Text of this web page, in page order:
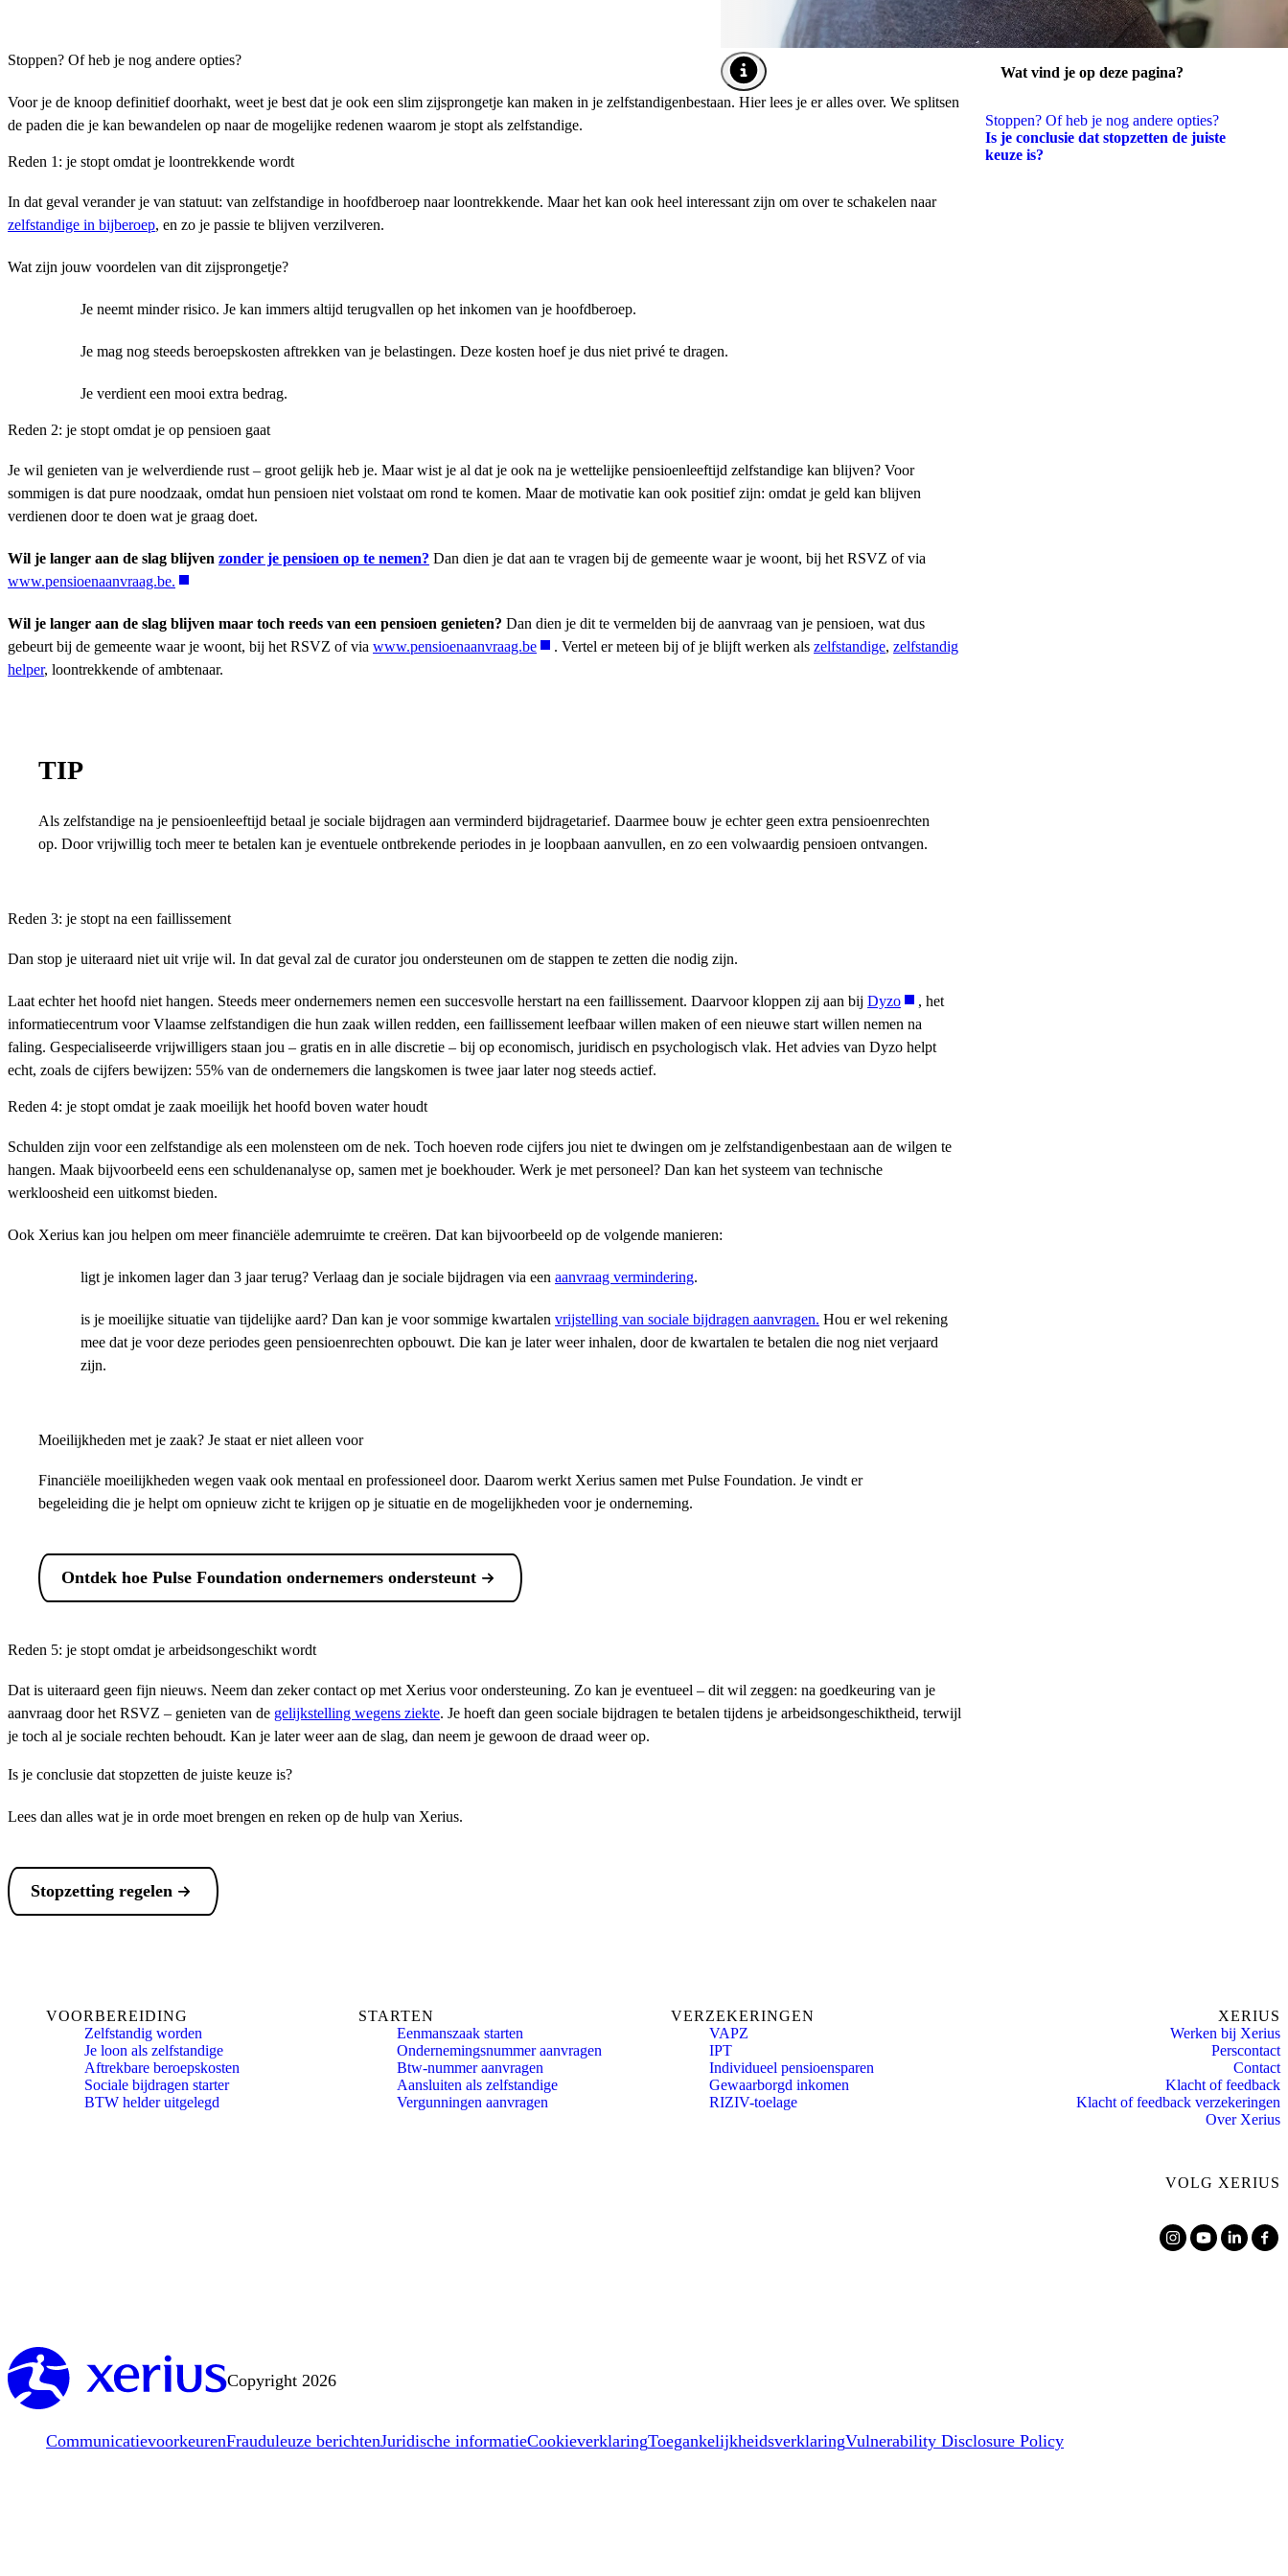
Afbeelding tooltip openen
Stoppen? Of heb je nog andere opties?
Voor je de knoop definitief doorhakt, weet je best dat je ook een slim zijsprongetje kan maken in je zelfstandigenbestaan. Hier lees je er alles over. We splitsen
de paden die je kan bewandelen op naar de mogelijke redenen waarom je stopt als zelfstandige.
Reden 1: je stopt omdat je loontrekkende wordt
In dat geval verander je van statuut: van zelfstandige in hoofdberoep naar loontrekkende. Maar het kan ook heel interessant zijn om over te schakelen naar
zelfstandige in bijberoep, en zo je passie te blijven verzilveren.
Wat zijn jouw voordelen van dit zijsprongetje?
Je neemt minder risico. Je kan immers altijd terugvallen op het inkomen van je hoofdberoep.
Je mag nog steeds beroepskosten aftrekken van je belastingen. Deze kosten hoef je dus niet privé te dragen.
Je verdient een mooi extra bedrag.
Reden 2: je stopt omdat je op pensioen gaat
Je wil genieten van je welverdiende rust – groot gelijk heb je. Maar wist je al dat je ook na je wettelijke pensioenleeftijd zelfstandige kan blijven? Voor
sommigen is dat pure noodzaak, omdat hun pensioen niet volstaat om rond te komen. Maar de motivatie kan ook positief zijn: omdat je geld kan blijven
verdienen door te doen wat je graag doet.
Wil je langer aan de slag blijven zonder je pensioen op te nemen? Dan dien je dat aan te vragen bij de gemeente waar je woont, bij het RSVZ of via
www.pensioenaanvraag.be.
Wil je langer aan de slag blijven maar toch reeds van een pensioen genieten? Dan dien je dit te vermelden bij de aanvraag van je pensioen, wat dus
gebeurt bij de gemeente waar je woont, bij het RSVZ of via www.pensioenaanvraag.be . Vertel er meteen bij of je blijft werken als zelfstandige, zelfstandig
helper, loontrekkende of ambtenaar.
TIP
Als zelfstandige na je pensioenleeftijd betaal je sociale bijdragen aan verminderd bijdragetarief. Daarmee bouw je echter geen extra pensioenrechten
op. Door vrijwillig toch meer te betalen kan je eventuele ontbrekende periodes in je loopbaan aanvullen, en zo een volwaardig pensioen ontvangen.
Reden 3: je stopt na een faillissement
Dan stop je uiteraard niet uit vrije wil. In dat geval zal de curator jou ondersteunen om de stappen te zetten die nodig zijn.
Laat echter het hoofd niet hangen. Steeds meer ondernemers nemen een succesvolle herstart na een faillissement. Daarvoor kloppen zij aan bij Dyzo
, het
informatiecentrum voor Vlaamse zelfstandigen die hun zaak willen redden, een faillissement leefbaar willen maken of een nieuwe start willen nemen na
faling. Gespecialiseerde vrijwilligers staan jou – gratis en in alle discretie – bij op economisch, juridisch en psychologisch vlak. Het advies van Dyzo helpt
echt, zoals de cijfers bewijzen: 55% van de ondernemers die langskomen is twee jaar later nog steeds actief.
Reden 4: je stopt omdat je zaak moeilijk het hoofd boven water houdt
Schulden zijn voor een zelfstandige als een molensteen om de nek. Toch hoeven rode cijfers jou niet te dwingen om je zelfstandigenbestaan aan de wilgen te
hangen. Maak bijvoorbeeld eens een schuldenanalyse op, samen met je boekhouder. Werk je met personeel? Dan kan het systeem van technische
werkloosheid een uitkomst bieden.
Ook Xerius kan jou helpen om meer financiële ademruimte te creëren. Dat kan bijvoorbeeld op de volgende manieren:
ligt je inkomen lager dan 3 jaar terug? Verlaag dan je sociale bijdragen via een aanvraag vermindering.
is je moeilijke situatie van tijdelijke aard? Dan kan je voor sommige kwartalen vrijstelling van sociale bijdragen aanvragen. Hou er wel rekening
mee dat je voor deze periodes geen pensioenrechten opbouwt. Die kan je later weer inhalen, door de kwartalen te betalen die nog niet verjaard
zijn.
Moeilijkheden met je zaak? Je staat er niet alleen voor
Financiële moeilijkheden wegen vaak ook mentaal en professioneel door. Daarom werkt Xerius samen met Pulse Foundation. Je vindt er
begeleiding die je helpt om opnieuw zicht te krijgen op je situatie en de mogelijkheden voor je onderneming.
Ontdek hoe Pulse Foundation ondernemers ondersteunt
Reden 5: je stopt omdat je arbeidsongeschikt wordt
Dat is uiteraard geen fijn nieuws. Neem dan zeker contact op met Xerius voor ondersteuning. Zo kan je eventueel – dit wil zeggen: na goedkeuring van je
aanvraag door het RSVZ – genieten van de gelijkstelling wegens ziekte. Je hoeft dan geen sociale bijdragen te betalen tijdens je arbeidsongeschiktheid, terwijl
je toch al je sociale rechten behoudt. Kan je later weer aan de slag, dan neem je gewoon de draad weer op.
Is je conclusie dat stopzetten de juiste keuze is?
Lees dan alles wat je in orde moet brengen en reken op de hulp van Xerius.
Stopzetting regelen
Wat vind je op deze pagina?
Stoppen? Of heb je nog andere opties?
Is je conclusie dat stopzetten de juiste
keuze is?
VOORBEREIDING
Zelfstandig worden
Je loon als zelfstandige
Aftrekbare beroepskosten
Sociale bijdragen starter
BTW helder uitgelegd
STARTEN
Eenmanszaak starten
Ondernemingsnummer aanvragen
Btw-nummer aanvragen
Aansluiten als zelfstandige
Vergunningen aanvragen
VERZEKERINGEN
VAPZ
IPT
Individueel pensioensparen
Gewaarborgd inkomen
RIZIV-toelage
XERIUS
Werken bij Xerius
Perscontact
Contact
Klacht of feedback
Klacht of feedback verzekeringen
Over Xerius
VOLG XERIUS
Copyright 2026
CommunicatievoorkeurenFrauduleuze berichtenJuridische informatieCookieverklaringToegankelijkheidsverklaringVulnerability Disclosure Policy